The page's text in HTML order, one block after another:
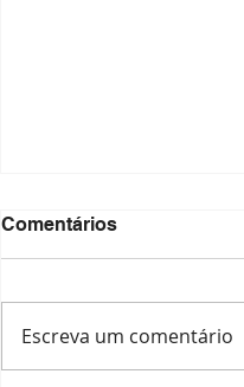
Comentários
Escreva um comentário